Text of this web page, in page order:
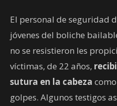
El personal de seguridad
jóvenes del boliche
no se resistieron les
víctimas, de 22 años,
sutura en la cabeza
golpes. Algunos testigos